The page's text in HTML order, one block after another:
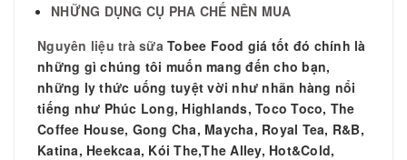
NHỮNG DỤNG CỤ PHA CHẾ NÊN MUA
Nguyên liệu trà sữa Tobee Food giá tốt đó chính là
những gì chúng tôi muốn mang đến cho bạn,
những ly thức uống tuyệt vời như nhãn hàng nổi
tiếng như Phúc Long, Highlands, Toco Toco, The
Coffee House, Gong Cha, Maycha, Royal Tea, R&B,
Katina, Heekcaa, Kói The,The Alley, Hot&Cold,